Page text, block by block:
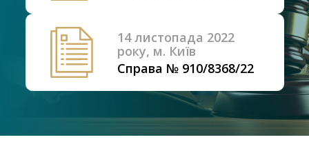
14 листопада 2022
року, м. Київ
Справа № 910/8368/22